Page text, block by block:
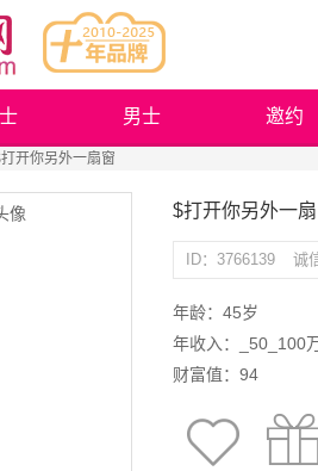
男士 邀约
开你另外一扇窗
$打开你另外一
ID：3766139 诚
年龄：45岁
年收入：_50_100
财富值：94